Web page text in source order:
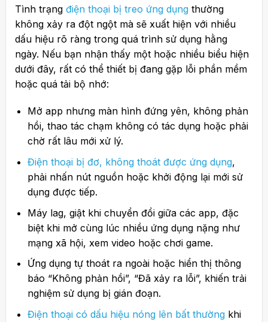
Tình trạng điện thoại bị treo ứng dụngthường
không xảy ra đột ngột mà sẽ xuất hiện với nhiều
dấu hiệu rõ ràng trong quá trình sử dụng hằng
ngày. Nếu bạn nhận thấy một hoặc nhiều biểu hiện
dưới đây, rất có thể thiết bị đang gặp lỗi phần mềm
hoặc quá tải bộ nhớ:
Mở app nhưng màn hình đứng yên, không phản
hồi, thao tác chạm không có tác dụng hoặc phải
chờ rất lâu mới xử lý.
Điện thoại bị đơ, không thoát được ứng dụng,
phải nhấn nút nguồn hoặc khởi động lại mới sử
dụng được tiếp.
Máy lag, giật khi chuyển đổi giữa các app, đặc
biệt khi mở cùng lúc nhiều ứng dụng nặng như
mạng xã hội, xem video hoặc chơi game.
Ứng dụng tự thoát ra ngoài hoặc hiển thị thông
báo “Không phản hồi”, “Đã xảy ra lỗi”, khiến trải
nghiệm sử dụng bị gián đoạn.
Điện thoại có dấu hiệu nóng lên bất thườngkhi